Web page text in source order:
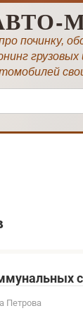
починку,
грузовых
Петрова